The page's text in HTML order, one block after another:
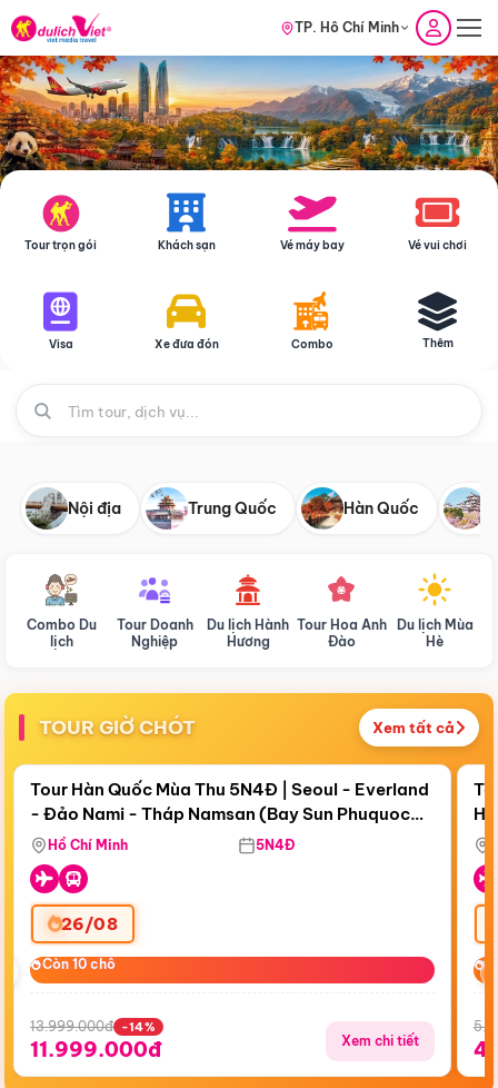
TP. Hồ Chí Minh
Tour trọn gói Khách sạn Vé máy bay Vé vui chơi
Visa Xe đưa đón Combo Thêm
Nội địa Trung Quốc Hàn Quốc
Combo Du
lịch
Tour Doanh
Nghiệp
Du lịch Hành
Hương
Tour Hoa Anh
Đào
Du lịch Mùa
Hè
TOUR GIỜ CHÓT Xem tất cả
Còn18 ngày 08:06:17
Bay Sun Phuquoc Airways
Điểm nổi bật
Tour Hàn Quốc Mùa Thu 5N4Đ | Seoul - Everland
- Đảo Nami - Tháp Namsan (Bay Sun Phuquoc
Airways)
Hồ Chí Minh 5N4Đ
26/08
Còn 10 chỗ
Còn 10 chỗ
13.999.000đ -14%
11.999.000đ Xem chi tiết